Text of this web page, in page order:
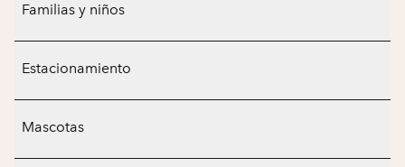
Familias y niños
Estacionamiento
Mascotas